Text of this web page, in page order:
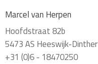
Marcel van Herpen
Hoofdstraat 82b
5473 AS Heeswijk-Dinther
+31 (0)6 - 18470250